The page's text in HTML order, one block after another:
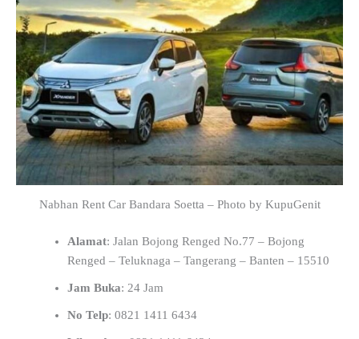
Nabhan Rent Car Bandara Soetta – Photo by KupuGenit
Alamat: Jalan Bojong Renged No.77 – Bojong
Renged – Teluknaga – Tangerang – Banten – 15510
Jam Buka: 24 Jam
No Telp: 0821 1411 6434